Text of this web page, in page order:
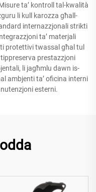
ta’ kontroll tal-kwalità
li kull karozza għall-
internazzjonali strikti
ta’ materjali
protettivi twassal għal tul
prestazzjoni
li jagħmlu dawn is-
ambjenti ta’ oficina interni
esterni.